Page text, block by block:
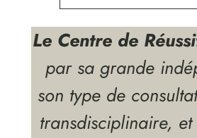
Le Centre de
par sa grande
son type de
transdisciplinaire,